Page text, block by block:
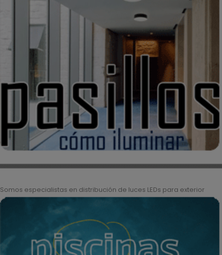
Somos especialistas en distribución de luces LEDs para exterior